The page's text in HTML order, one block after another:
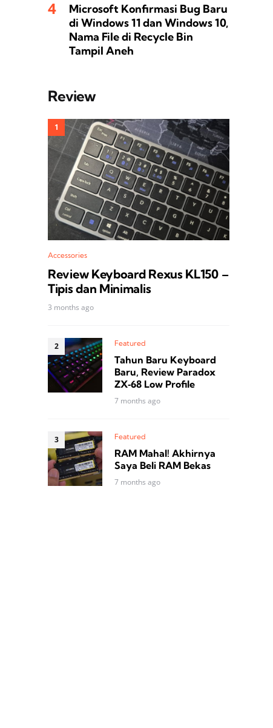
Microsoft Konfirmasi Bug Baru
di Windows 11 dan Windows 10,
Nama File di Recycle Bin
Tampil Aneh
Review
Accessories
Review Keyboard Rexus KL150 –
Tipis dan Minimalis
3 months ago
Featured
Tahun Baru Keyboard
Baru, Review Paradox
ZX‑68 Low Profile
7 months ago
Featured
RAM Mahal! Akhirnya
Saya Beli RAM Bekas
7 months ago